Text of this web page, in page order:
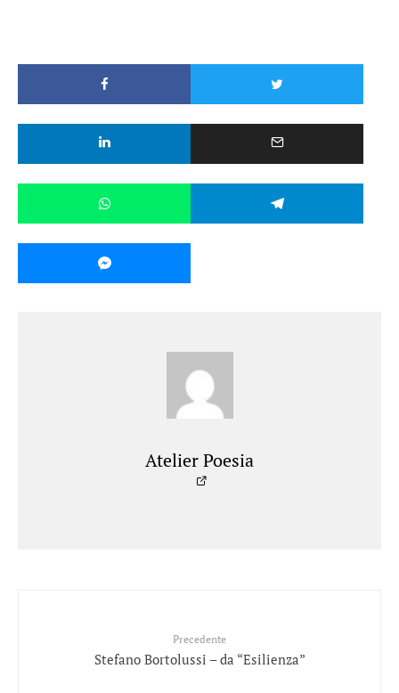
Atelier Poesia
Precedente
Stefano Bortolussi – da “Esilienza”